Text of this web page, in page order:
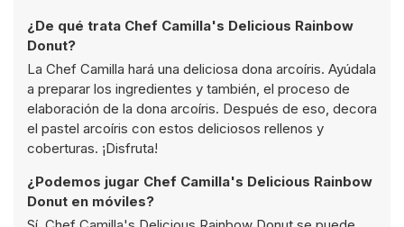
¿De qué trata Chef Camilla's Delicious Rainbow
Donut?
La Chef Camilla hará una deliciosa dona arcoíris. Ayúdala
a preparar los ingredientes y también, el proceso de
elaboración de la dona arcoíris. Después de eso, decora
el pastel arcoíris con estos deliciosos rellenos y
coberturas. ¡Disfruta!
¿Podemos jugar Chef Camilla's Delicious Rainbow
Donut en móviles?